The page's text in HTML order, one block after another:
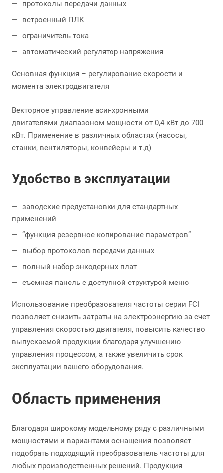
протоколы передачи данных
встроенный ПЛК
ограничитель тока
автоматический регулятор напряжения
Основная функция – регулирование скорости и
момента электродвигателя
Векторное управление асинхронными
двигателями диапазоном мощности от 0,4 кВт до 700
кВт. Применение в различных областях (насосы,
станки, вентиляторы, конвейеры и т.д)
Удобство в эксплуатации
заводские предустановки для стандартных
применений
“функция резервное копирование параметров”
выбор протоколов передачи данных
полный набор энкодерных плат
съемная панель с доступной структурой меню
Использование преобразователя частоты серии FCI
позволяет снизить затраты на электроэнергию за счет
управления скоростью двигателя, повысить качество
выпускаемой продукции благодаря улучшению
управления процессом, а также увеличить срок
эксплуатации вашего оборудования.
Область применения
Благодаря широкому модельному ряду с различными
мощностями и вариантами оснащения позволяет
подобрать подходящий преобразователь частоты для
любых производственных решений. Продукция